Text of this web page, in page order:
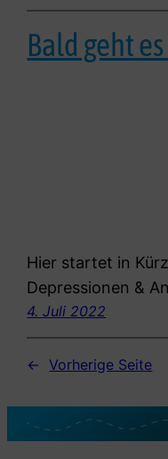
Bald geht
Hier startet in
Depressionen &
4. Juli 2022
← Vorherige Seite